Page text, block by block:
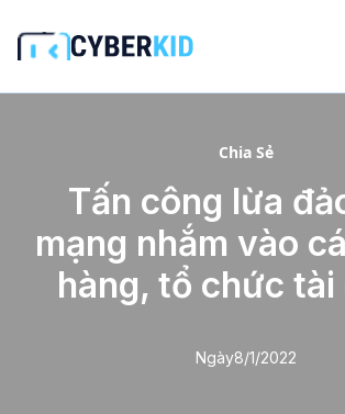
Chia Sẻ
Tấn công lừa
mạng nhắm vào
hàng, tổ chức tài
Ngày8/1/2022